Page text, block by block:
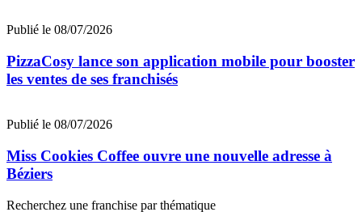
Publié le 08/07/2026
PizzaCosy lance son application mobile pour booster
les ventes de ses franchisés
Publié le 08/07/2026
Miss Cookies Coffee ouvre une nouvelle adresse à
Béziers
Recherchez une franchise par thématique